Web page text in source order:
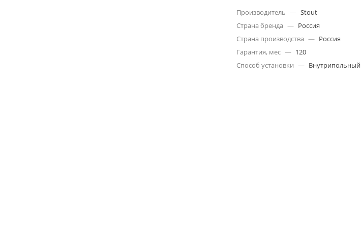
Производитель — Stout
Страна бренда — Россия
Страна производства — Россия
Гарантия, мес — 120
Способ установки — Внутрипольный